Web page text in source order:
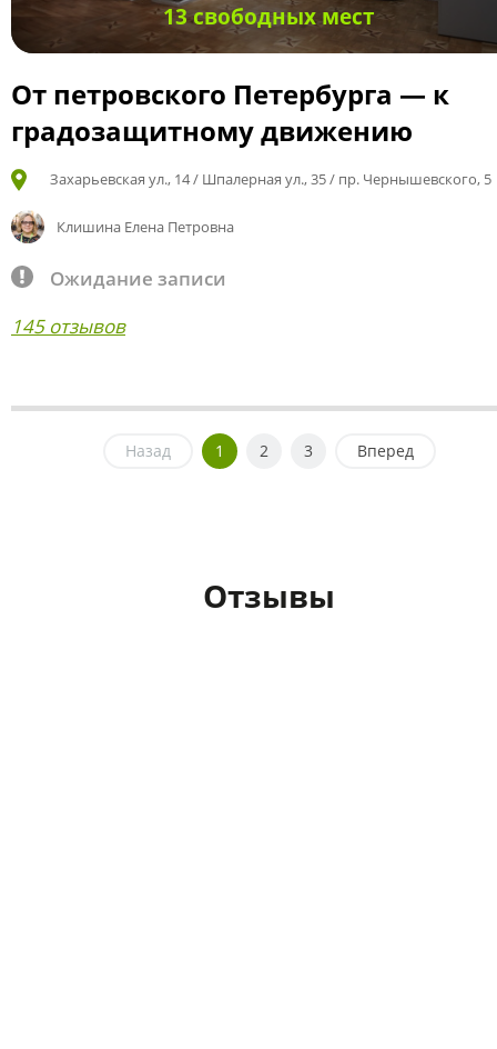
13 свободных мест
От петровского Петербурга — к
градозащитному движению
Захарьевская ул., 14 / Шпалерная ул., 35 / пр. Чернышевского, 5
Клишина Елена Петровна
Ожидание записи
145 отзывов
Назад 1 2 3 Вперед
Отзывы